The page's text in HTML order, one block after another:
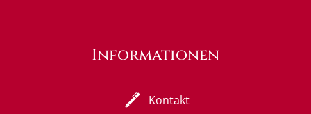
Informationen
Kontakt